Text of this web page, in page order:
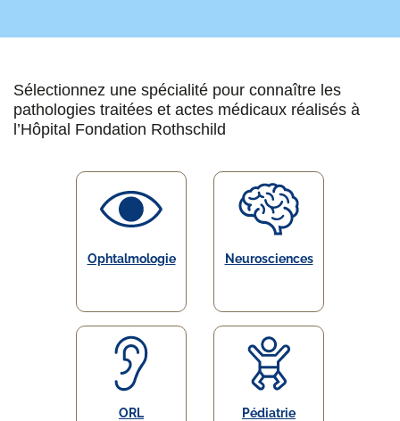
Sélectionnez une spécialité pour connaître les
pathologies traitées et actes médicaux réalisés à
l’Hôpital Fondation Rothschild
Ophtalmologie Neurosciences
ORL Pédiatrie